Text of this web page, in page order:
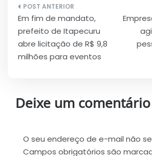
Navegação
de
Post
Em fim de mandato,
prefeito de Itapecuru
abre licitação de R$ 9,8
milhões para eventos
Deixe um comentário
O seu endereço de e-mail não
Campos obrigatórios são